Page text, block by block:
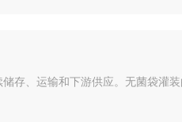
存、运输和下游供应。无菌袋灌